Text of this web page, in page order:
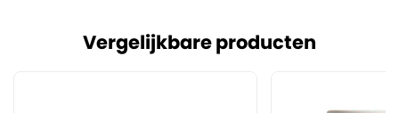
Vergelijkbare producten